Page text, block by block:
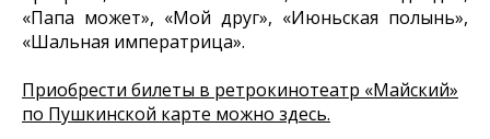
«Папа может», «Мой друг», «Июньская полынь»,
«Шальная императрица».
Приобрести билеты в ретрокинотеатр «Майский»
по Пушкинской карте можно здесь.